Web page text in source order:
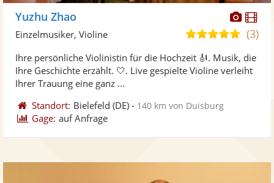
Fotos
Yuzhu Zhao
5,0
5
(3)
Einzelmusiker, Violine
Ihre persönliche Violinistin für die Hochzeit 🎻. Musik, die
Ihre Geschichte erzählt. 🤍. Live gespielte Violine verleiht
Ihrer Trauung eine ganz ...
Standort: Bielefeld (DE) - 140 km von Duisburg
Gage: auf Anfrage